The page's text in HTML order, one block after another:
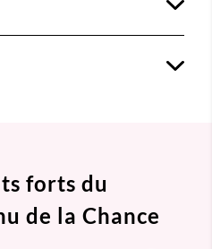
forts du
de la Chance